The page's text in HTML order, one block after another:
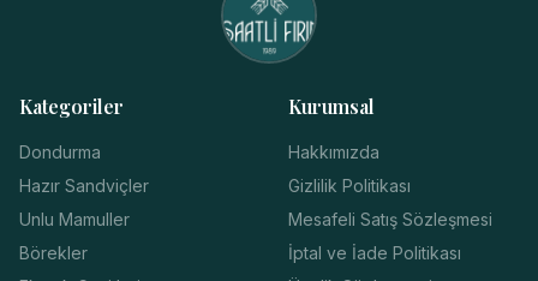
Kategoriler
Dondurma
Hazır Sandviçler
Unlu Mamuller
Börekler
Kurumsal
Hakkımızda
Gizlilik Politikası
Mesafeli Satış Sözleşmesi
İptal ve İade Politikası